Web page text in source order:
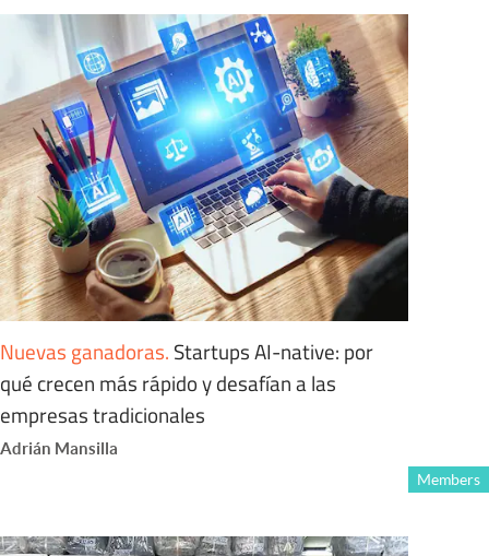
Nuevas ganadoras. Startups AI-native: por
qué crecen más rápido y desafían a las
empresas tradicionales
Adrián Mansilla
Members